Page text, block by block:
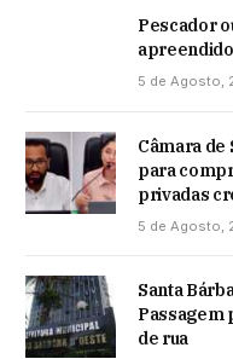
Pescador
5 de Agosto,
Câmara
para
privadas
5 de Agosto,
Santa
Passagem
de rua